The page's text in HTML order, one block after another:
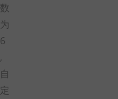
数
为
6
,
自
定